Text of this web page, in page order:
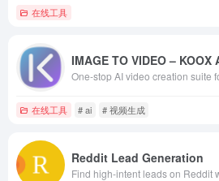
在线工具
IMAGE TO VIDEO – KOOX
在线工具 # ai # 视频生成
Reddit Lead Generation